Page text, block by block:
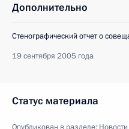
Дополнительно
Стенографический отчет о
19 сентября 2005 года
Статус материала